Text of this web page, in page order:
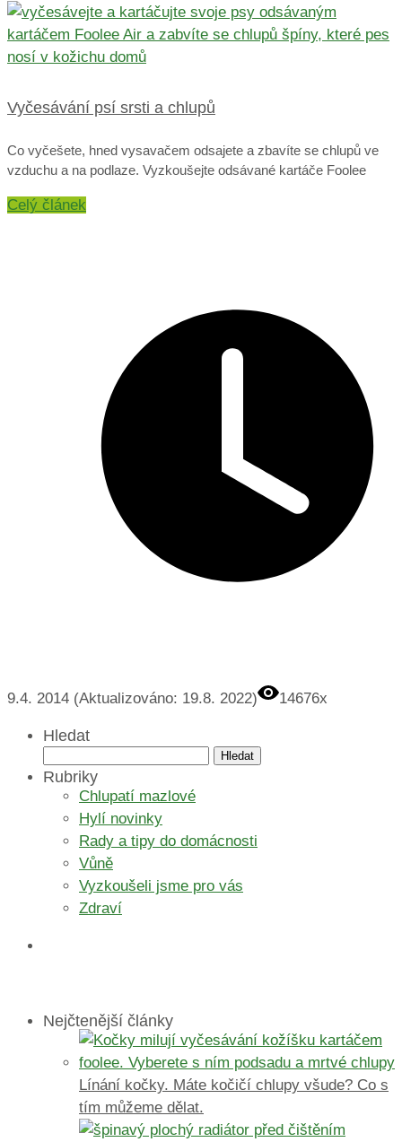
Vyčesávání psí srsti a chlupů
Co vyčešete, hned vysavačem odsajete a zbavíte se chlupů ve
vzduchu a na podlaze. Vyzkoušejte odsávané kartáče Foolee
Celý článek
9.4. 2014 (Aktualizováno: 19.8. 2022) 14676x
Hledat
Rubriky
Chlupatí mazlové
Hylí novinky
Rady a tipy do domácnosti
Vůně
Vyzkoušeli jsme pro vás
Zdraví
Nejčtenější články
Línání kočky. Máte kočičí chlupy všude? Co s
tím můžeme dělat.